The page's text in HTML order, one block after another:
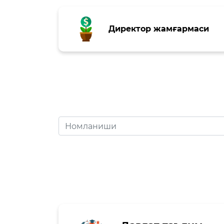
Очиқ мажлислар ўтказиш
Директор жамғармаси